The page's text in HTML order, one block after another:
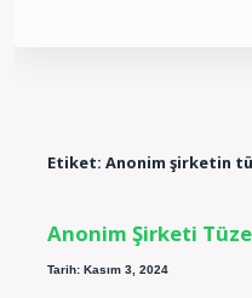
Etiket: Anonim şirketin
Anonim Şirketi
Tarih: Kasım 3, 2024